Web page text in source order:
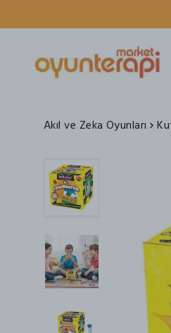
Akıl ve Zeka Oyunları